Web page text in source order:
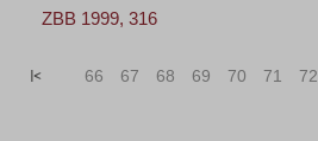
ZBB 1999, 316
« 66 67 68 69 70 71 72